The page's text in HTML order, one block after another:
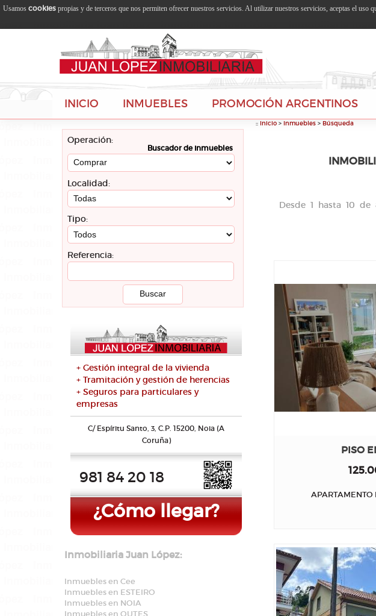
INICIO INMUEBLES PROMOCIÓN ARGENTINOS
Buscador de inmuebles
Operación:
Localidad:
Tipo:
Referencia:
+ Gestión integral de la vivienda
+ Tramitación y gestión de herencias
+ Seguros para particulares y
empresas
C/ Espíritu Santo, 3, C.P. 15200, Noia (A
Coruña)
981 84 20 18
¿Cómo llegar?
Inmobiliaria Juan López:
Inmuebles en Cee
Inmuebles en ESTEIRO
Inmuebles en NOIA
Inmuebles en OUTES
:: Inicio > Inmuebles > Búsqueda
Desde 1 hasta 10 de
PISO
APARTAMENTO
Usamos cookies propias y de terceros que nos permiten ofrecer nuestros servicios. Al utilizar nuestros servicios, aceptas el uso